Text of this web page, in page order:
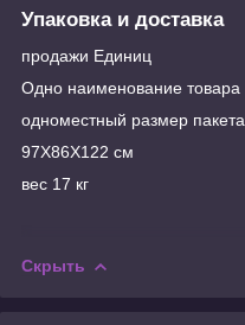
Упаковка и доставка
продажи Единиц
Одно наименование товара
одноместный размер пакета
97X86X122 см
вес 17 кг
Скрыть